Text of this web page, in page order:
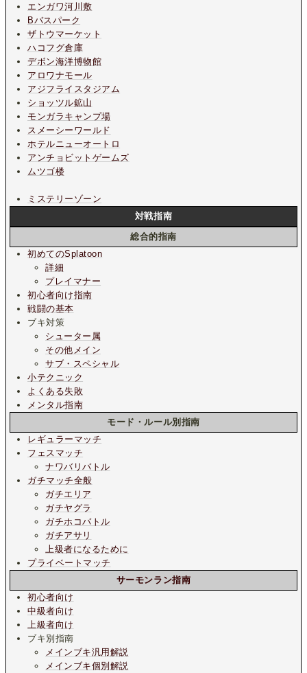
エンガワ河川敷
Bバスパーク
ザトウマーケット
ハコフグ倉庫
デボン海洋博物館
アロワナモール
アジフライスタジアム
ショッツル鉱山
モンガラキャンプ場
スメーシーワールド
ホテルニューオートロ
アンチョビットゲームズ
ムツゴ楼
ミステリーゾーン
対戦指南
総合的指南
初めてのSplatoon
詳細
プレイマナー
初心者向け指南
戦闘の基本
ブキ対策
シューター属
その他メイン
サブ・スペシャル
小テクニック
よくある失敗
メンタル指南
モード・ルール別指南
レギュラーマッチ
フェスマッチ
ナワバリバトル
ガチマッチ全般
ガチエリア
ガチヤグラ
ガチホコバトル
ガチアサリ
上級者になるために
プライベートマッチ
サーモンラン指南
初心者向け
中級者向け
上級者向け
ブキ別指南
メインブキ汎用解説
メインブキ個別解説